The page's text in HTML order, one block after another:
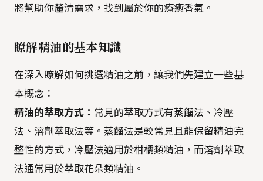
將幫助你釐清需求，找到屬於你的療癒香氣。
瞭解精油的基本知識
在深入瞭解如何挑選精油之前，讓我們先建立一些基
本概念：
精油的萃取方式： 常見的萃取方式有蒸餾法、冷壓
法、溶劑萃取法等。蒸餾法是較常見且能保留精油完
整性的方式，冷壓法適用於柑橘類精油，而溶劑萃取
法通常用於萃取花朵類精油。